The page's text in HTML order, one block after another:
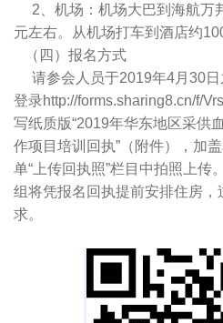
2、机场：机场大巴到海航万
元左右。从机场打车到酒店约
（四）报名方式
请参会人员于2019年4月30日
登录http://forms.sharing8.cn/f/
写纸质版“2019年华东地区采供
作项目培训回执”（附件），加
单“上传回执照”栏目中拍照上传
组将凭报名回执提前安排住房
求。